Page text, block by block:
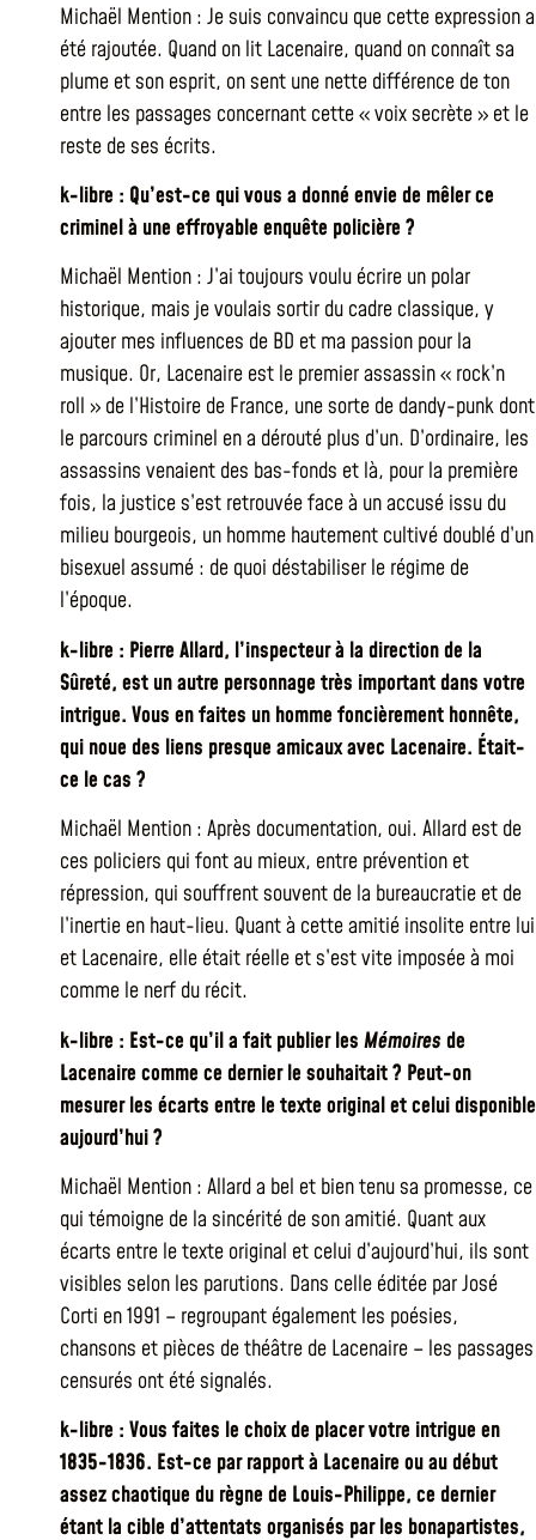
Michaël Mention : Je suis convaincu que cette expression a
été rajoutée. Quand on lit Lacenaire, quand on connaît sa
plume et son esprit, on sent une nette différence de ton
entre les passages concernant cette « voix secrète » et le
reste de ses écrits.
k-libre : Qu’est-ce qui vous a donné envie de mêler ce
criminel à une effroyable enquête policière ?
Michaël Mention : J’ai toujours voulu écrire un polar
historique, mais je voulais sortir du cadre classique, y
ajouter mes influences de BD et ma passion pour la
musique. Or, Lacenaire est le premier assassin « rock’n
roll » de l’Histoire de France, une sorte de dandy-punk dont
le parcours criminel en a dérouté plus d’un. D’ordinaire, les
assassins venaient des bas-fonds et là, pour la première
fois, la justice s’est retrouvée face à un accusé issu du
milieu bourgeois, un homme hautement cultivé doublé d’un
bisexuel assumé : de quoi déstabiliser le régime de
l’époque.
k-libre : Pierre Allard, l’inspecteur à la direction de la
Sûreté, est un autre personnage très important dans votre
intrigue. Vous en faites un homme foncièrement honnête,
qui noue des liens presque amicaux avec Lacenaire. Était-
ce le cas ?
Michaël Mention : Après documentation, oui. Allard est de
ces policiers qui font au mieux, entre prévention et
répression, qui souffrent souvent de la bureaucratie et de
l’inertie en haut-lieu. Quant à cette amitié insolite entre lui
et Lacenaire, elle était réelle et s’est vite imposée à moi
comme le nerf du récit.
k-libre : Est-ce qu’il a fait publier les Mémoiresde
Lacenaire comme ce dernier le souhaitait ? Peut-on
mesurer les écarts entre le texte original et celui disponible
aujourd’hui ?
Michaël Mention : Allard a bel et bien tenu sa promesse, ce
qui témoigne de la sincérité de son amitié. Quant aux
écarts entre le texte original et celui d’aujourd’hui, ils sont
visibles selon les parutions. Dans celle éditée par José
Corti en 1991 – regroupant également les poésies,
chansons et pièces de théâtre de Lacenaire – les passages
censurés ont été signalés.
k-libre : Vous faites le choix de placer votre intrigue en
1835-1836. Est-ce par rapport à Lacenaire ou au début
assez chaotique du règne de Louis-Philippe, ce dernier
étant la cible d’attentats organisés par les bonapartistes,